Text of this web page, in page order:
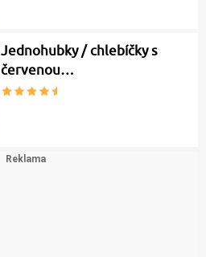
Jednohubky / chlebíčky s
červenou…